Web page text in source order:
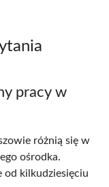
pracy w
różnią się w
ośrodka.
od kilkudziesięciu